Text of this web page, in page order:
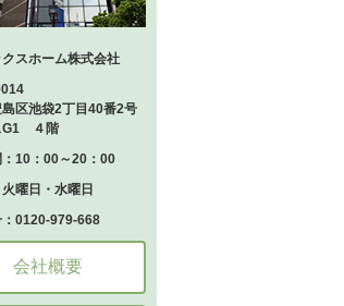
スホーム株式会社
区池袋2丁目40番2号
G1 ４階
10：00～20：00
曜日・水曜日
：0120-979-668
会社概要